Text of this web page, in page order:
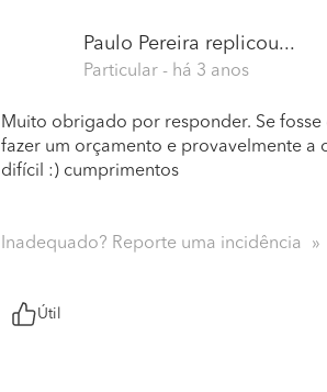
Paulo Pereira replicou...
Particular - há 3 anos
Muito obrigado por responder. Se
fazer um orçamento e provavelmente a
difícil :) cumprimentos
Inadequado? Reporte uma incidência
Útil